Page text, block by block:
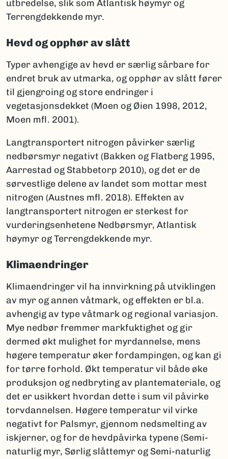
utbredelse, slik som Atlantisk høymyr og
Terrengdekkende myr.
Hevd og opphør av slått
Typer avhengige av hevd er særlig sårbare for
endret bruk av utmarka, og opphør av slått fører
til gjengroing og store endringer i
vegetasjonsdekket (Moen og Øien 1998, 2012,
Moen mfl. 2001).
Langtransportert nitrogen påvirker særlig
nedbørsmyr negativt (Bakken og Flatberg 1995,
Aarrestad og Stabbetorp 2010), og det er de
sørvestlige delene av landet som mottar mest
nitrogen (Austnes mfl. 2018). Effekten av
langtransportert nitrogen er sterkest for
vurderingsenhetene Nedbørsmyr, Atlantisk
høymyr og Terrengdekkende myr.
Klimaendringer
Klimaendringer vil ha innvirkning på utviklingen
av myr og annen våtmark, og effekten er bl.a.
avhengig av type våtmark og regional variasjon.
Mye nedbør fremmer markfuktighet og gir
dermed økt mulighet for myrdannelse, mens
høgere temperatur øker fordampingen, og kan gi
for tørre forhold. Økt temperatur vil både øke
produksjon og nedbryting av plantemateriale, og
det er usikkert hvordan dette i sum vil påvirke
torvdannelsen. Høgere temperatur vil virke
negativt for Palsmyr, gjennom nedsmelting av
iskjerner, og for de hevdpåvirka typene (Semi-
naturlig myr, Sørlig slåttemyr og Semi-naturlig